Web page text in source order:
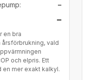
–
–
en bra
vald
och elpris. Ett
mer exakt kalkyl.